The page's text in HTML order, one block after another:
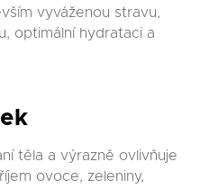
vyváženou stravu,
optimální hydrataci a
těla a výrazně ovlivňuje
ovoce, zeleniny,